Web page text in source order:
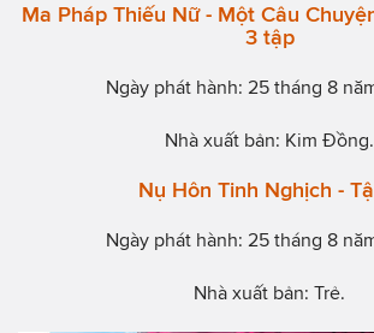
Ma Pháp Thiếu Nữ - Một Câu
3 tập
Ngày phát hành: 25 tháng 8
Nhà xuất bản: Kim Đồng.
Nụ Hôn Tinh Nghịch -
Ngày phát hành: 25 tháng 8
Nhà xuất bản: Trẻ.